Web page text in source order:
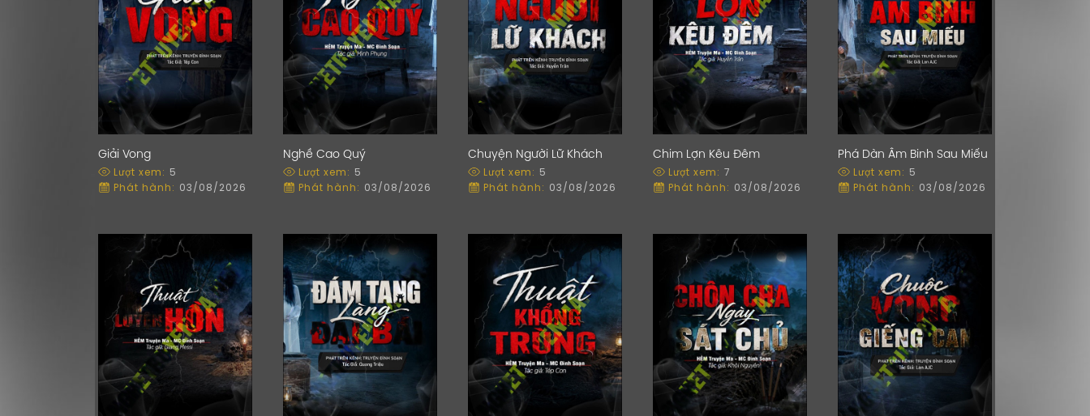
Giải Vong
Lượt xem: 5
Phát hành: 03/08/2026
Nghề Cao Quý
Lượt xem: 5
Phát hành: 03/08/2026
Chuyện Người Lữ Khách
Lượt xem: 5
Phát hành: 03/08/2026
Chim Lợn Kêu Đêm
Lượt xem: 7
Phát hành: 03/08/2026
Phá Dàn Âm Binh Sau Miếu
Lượt xem: 5
Phát hành: 03/08/2026